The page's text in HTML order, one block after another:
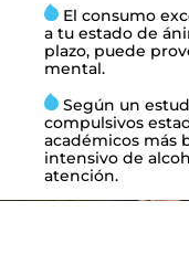
El consumo
a tu estado de
plazo, puede
mental.
Según un
compulsivos
académicos más
intensivo de
atención.